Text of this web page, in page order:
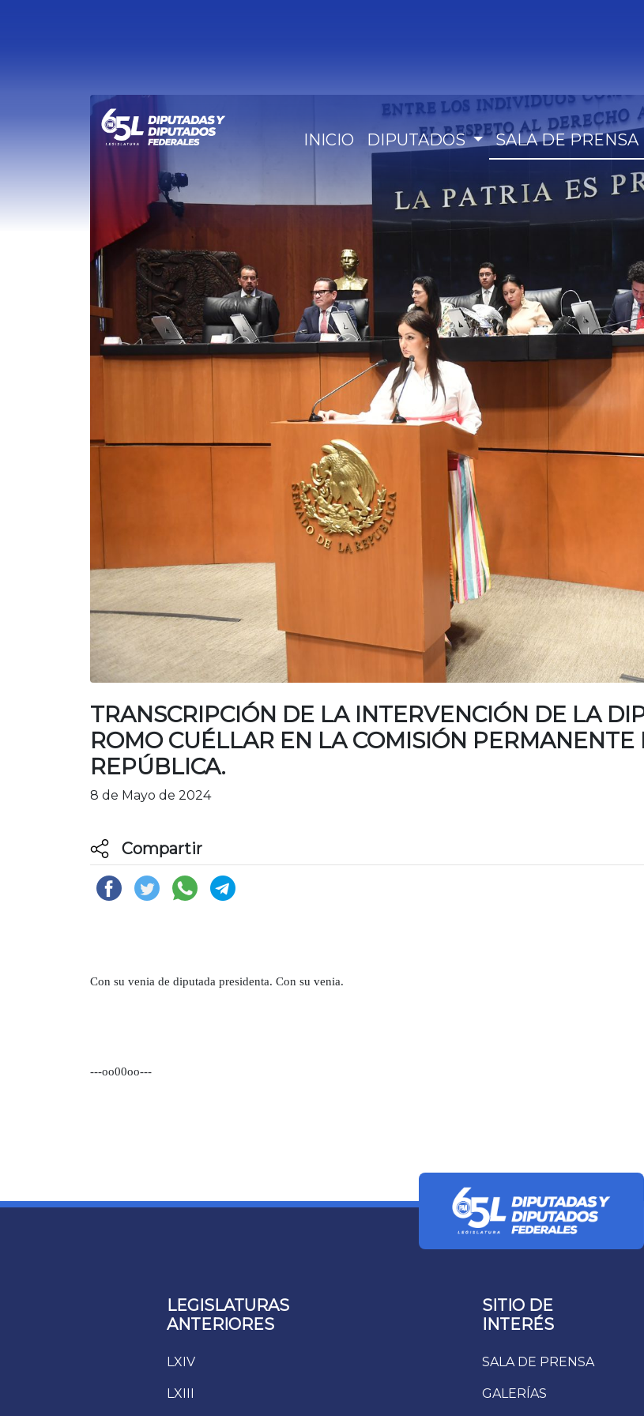
INICIO DIPUTADOS SALA DE PRENSA
TRANSCRIPCIÓN DE LA INTERVENCIÓN DE LA
ROMO CUÉLLAR EN LA COMISIÓN
REPÚBLICA.
8 de Mayo de 2024
Compartir
Con su venia de diputada presidenta. Con su venia.
---oo00oo---
LEGISLATURAS
ANTERIORES
LXIV
LXIII
SITIO DE
INTERÉS
SALA DE PRENSA
GALERÍAS